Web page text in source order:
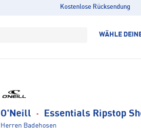
Kostenlose Rücksendung
WÄHLE
O'Neill · Essentials Ripstop
Herren Badehosen